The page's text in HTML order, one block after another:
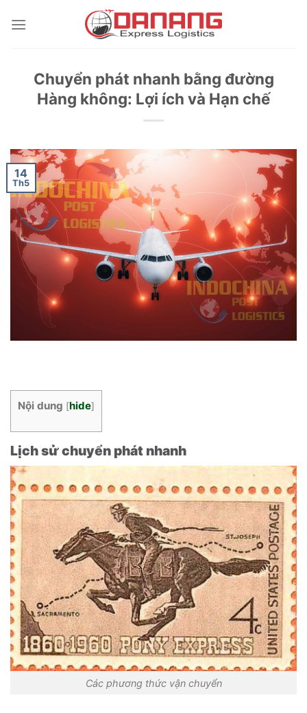
Chuyển phát nhanh bằng đường
Hàng không: Lợi ích và Hạn chế
14
Th5
Nội dung [hide]
Lịch sử chuyển phát nhanh
Các phương thức vận chuyển